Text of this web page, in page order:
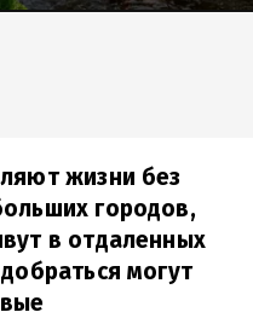
жизни без
городов,
в отдаленных
могут